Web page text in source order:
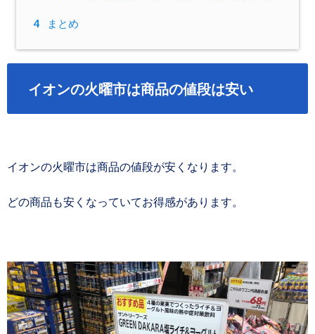
4 まとめ
イオンの火曜市は商品の値段は安い
イオンの火曜市は商品の値段が安くなります。
どの商品も安くなっていてお得感があります。